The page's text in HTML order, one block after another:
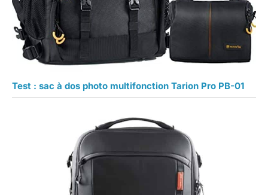
Test : sac à dos photo multifonction Tarion Pro PB-01